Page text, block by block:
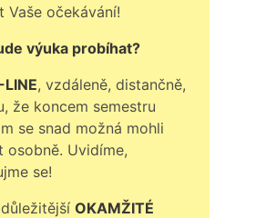
Vaše očekávání!
výuka probíhat?
, vzdáleně, distančně,
že koncem semestru
se snad možná mohli
osobně. Uvidíme,
se!
OKAMŽITÉ